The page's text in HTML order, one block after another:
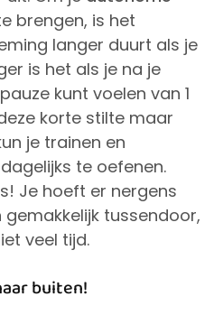
brengen, is het
langer duurt als je
is het als je na je
kunt voelen van 1
korte stilte maar
je trainen en
te oefenen.
Je hoeft er nergens
tussendoor,
veel tijd.
buiten!